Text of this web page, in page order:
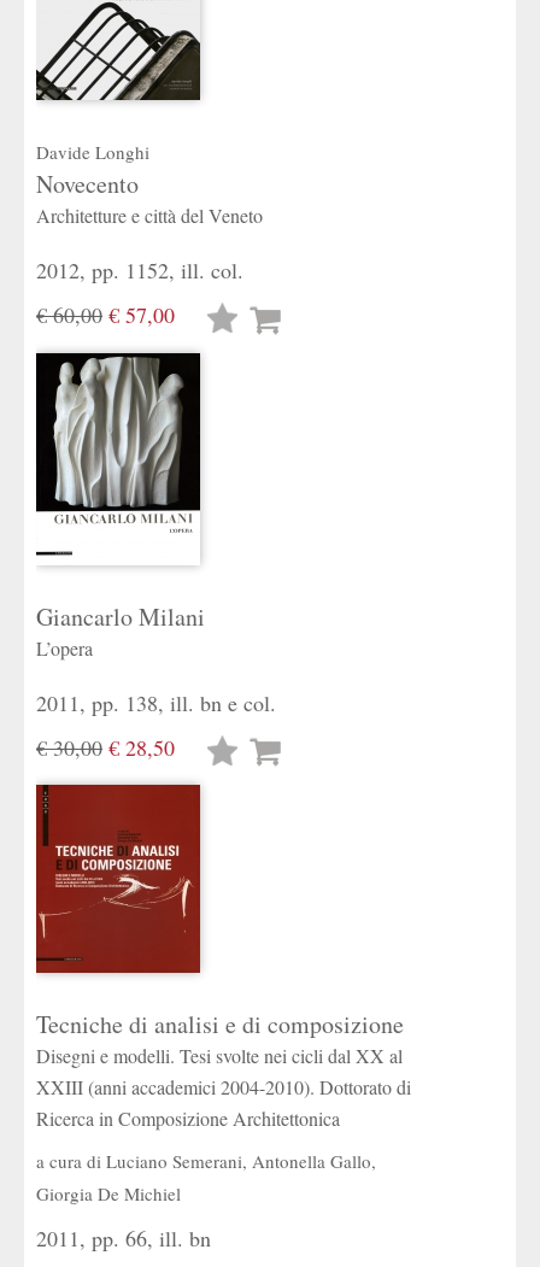
Davide Longhi
Novecento
Architetture e città del Veneto
2012, pp. 1152, ill. col.
€ 60,00 € 57,00
Lista
Giancarlo Milani
L’opera
2011, pp. 138, ill. bn e col.
€ 30,00 € 28,50
Lista
Tecniche di analisi e di composizione
Disegni e modelli. Tesi svolte nei cicli dal XX al
XXIII (anni accademici 2004-2010). Dottorato di
Ricerca in Composizione Architettonica
a cura di Luciano Semerani, Antonella Gallo,
Giorgia De Michiel
2011, pp. 66, ill. bn